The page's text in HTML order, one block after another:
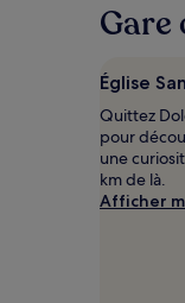
des
24
sur
la
base
d’un
séjour
d’une
nuit
Gare
Église
Quittez
pour
une
km de là.
Afficher